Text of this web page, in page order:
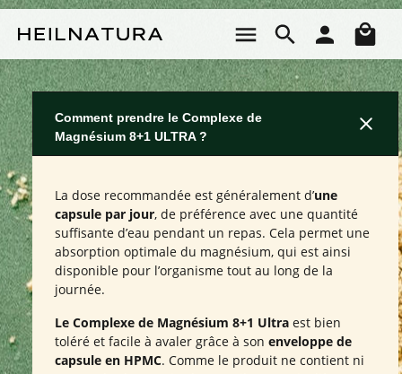
Comment prendre le Complexe de
Magnésium 8+1 ULTRA ?
La dose recommandée est généralement d’une
capsule par jour, de préférence avec une quantité
suffisante d’eau pendant un repas. Cela permet une
absorption optimale du magnésium, qui est ainsi
disponible pour l’organisme tout au long de la
journée.
Le Complexe de Magnésium 8+1 Ultra est bien
toléré et facile à avaler grâce à son enveloppe de
capsule en HPMC. Comme le produit ne contient ni